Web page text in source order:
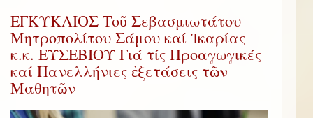
ΕΓΚΥΚΛΙΟΣ Τοῦ Σεβασμιωτάτου
Μητροπολίτου Σάμου καί Ἰκαρίας
κ.κ. ΕΥΣΕΒΙΟΥ Γιά τίς Προαγωγικές
καί Πανελλήνιες ἐξετάσεις τῶν
Μαθητῶν